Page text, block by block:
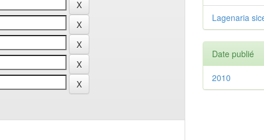
Lagenaria
Date publié
2010